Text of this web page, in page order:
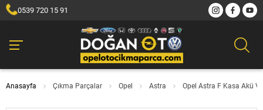
0539 720 15 91
Anasayfa Çıkma Parçalar Opel Astra Opel Astra F Kasa Akü